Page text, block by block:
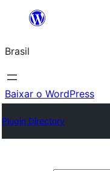
o
conteúdo
Brasil
Baixar o WordPress
Plugin Directory